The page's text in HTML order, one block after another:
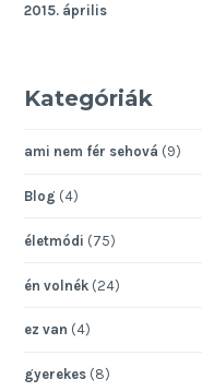
2015. április
Kategóriák
ami nem fér sehová (9)
Blog (4)
életmódi (75)
én volnék (24)
ez van (4)
gyerekes (8)